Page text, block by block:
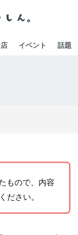
イベント 話題
もので、内容
ださい。